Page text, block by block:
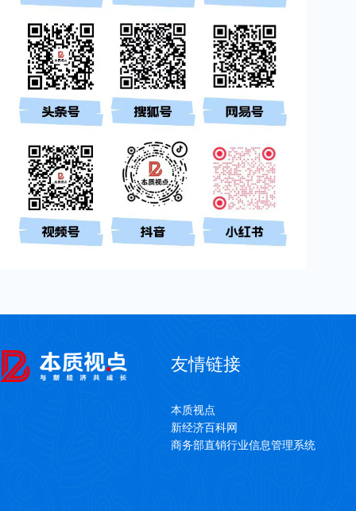
友情链接
本质视点
新经济百科网
商务部直销行业信息管理系统